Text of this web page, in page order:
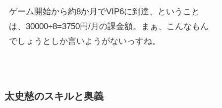
ゲーム開始から約8か月でVIP6に到達、ということ
は、30000÷8=3750円/月の課金額。まぁ、こんなもん
でしょうとしか言いようがないっすね。
太史慈のスキルと奥義